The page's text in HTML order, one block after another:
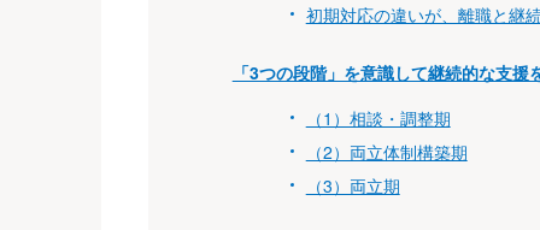
初期対応の違いが、離職と継
「3つの段階」を意識して継続的な支援
（1）相談・調整期
（2）両立体制構築期
（3）両立期